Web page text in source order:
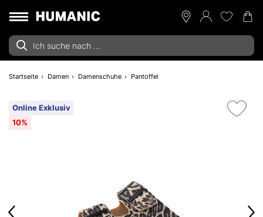
Startseite Damen Damenschuhe Pantoffel
Online Exklusiv
10%